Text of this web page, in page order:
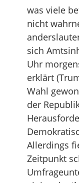
was viele
nicht
sich
Uhr
erklärt
Wahl
der
Allerdings
Zeitpunkt